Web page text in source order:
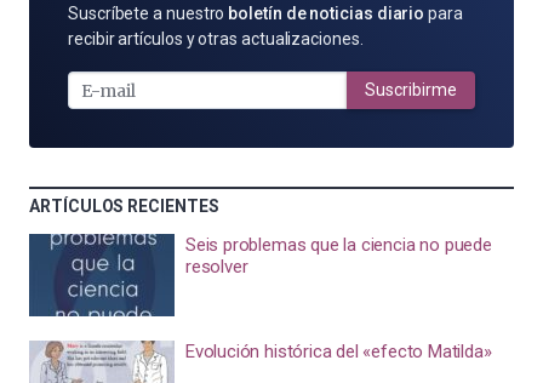
SUSCRÍBETE
POR
MAIL
Suscríbete a nuestro boletín de noticias diario para
recibir artículos y otras actualizaciones.
Suscribirme
ARTÍCULOS RECIENTES
Seis problemas que la ciencia no puede
resolver
Evolución histórica del «efecto Matilda»